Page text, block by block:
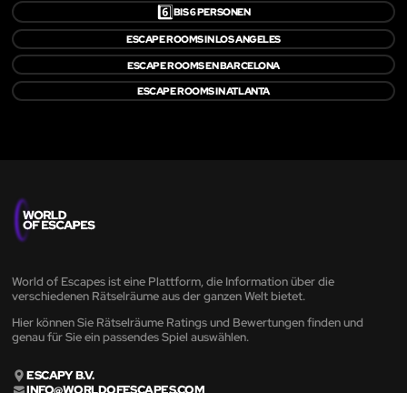
6️⃣BIS 6 PERSONEN
ESCAPE ROOMS IN LOS ANGELES
ESCAPE ROOMS EN BARCELONA
ESCAPE ROOMS IN ATLANTA
World of Escapes ist eine Plattform, die Information über die
verschiedenen Rätselräume aus der ganzen Welt bietet.
Hier können Sie Rätselräume Ratings und Bewertungen finden und
genau für Sie ein passendes Spiel auswählen.
ESCAPY B.V.